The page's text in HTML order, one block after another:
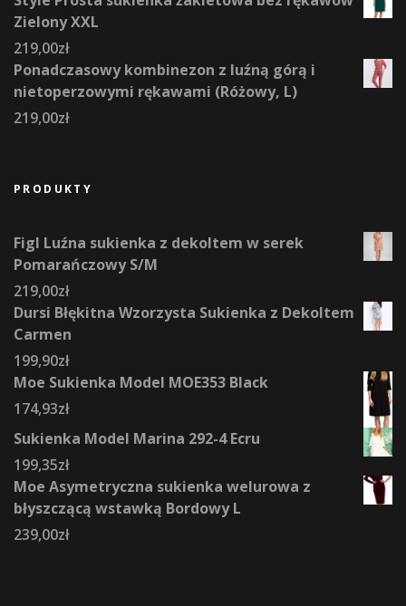
Zielony XXL
219,00zł
Ponadczasowy kombinezon z luźną górą i
nietoperzowymi rękawami (Różowy, L)
219,00zł
PRODUKTY
Figl Luźna sukienka z dekoltem w serek
Pomarańczowy S/M
219,00zł
Dursi Błękitna Wzorzysta Sukienka z Dekoltem
Carmen
199,90zł
Moe Sukienka Model MOE353 Black
174,93zł
Sukienka Model Marina 292-4 Ecru
199,35zł
Moe Asymetryczna sukienka welurowa z
błyszczącą wstawką Bordowy L
239,00zł